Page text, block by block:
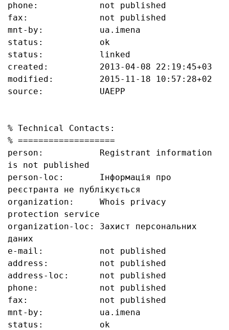
phone:            not published
fax:              not published
mnt-by:           ua.imena
status:           ok
status:           linked
created:          2013-04-08 22:19:45+03
modified:         2015-11-18 10:57:28+02
source:           UAEPP
% Technical Contacts:
% ===================
person:           Registrant information
is not published
person-loc:       Інформація про
реєстранта не публікується
organization:     Whois privacy
protection service
organization-loc: Захист персональних
даних
e-mail:           not published
address:          not published
address-loc:      not published
phone:            not published
fax:              not published
mnt-by:           ua.imena
status:           ok